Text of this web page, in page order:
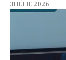
31 IULIE 2026